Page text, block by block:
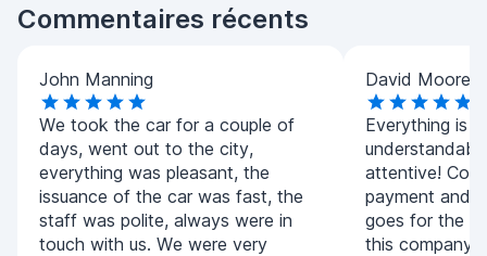
Commentaires récents
John Manning
We took the car for a couple of
days, went out to the city,
everything was pleasant, the
issuance of the car was fast, the
staff was polite, always were in
touch with us. We were very
David Moore
Everything is
attentive!
payment and
goes for the
this company.